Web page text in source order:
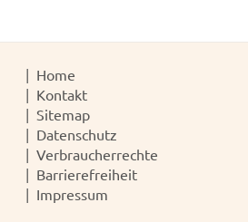
Home
Kontakt
Sitemap
Datenschutz
Verbraucherrechte
Barrierefreiheit
Impressum